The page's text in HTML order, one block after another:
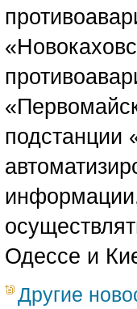
подстанции
Одессе и
Другие